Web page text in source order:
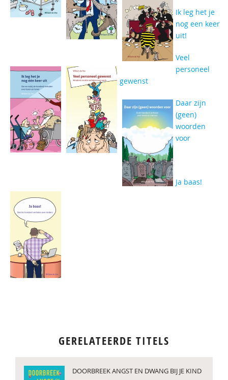
Ik leg het je
nog een keer
uit!
Veel
personeel
gewenst
Daar zijn
(geen)
woorden
voor
Ja baas!
GERELATEERDE TITELS
DOORBREEK ANGST EN DWANG BIJ JE KIND